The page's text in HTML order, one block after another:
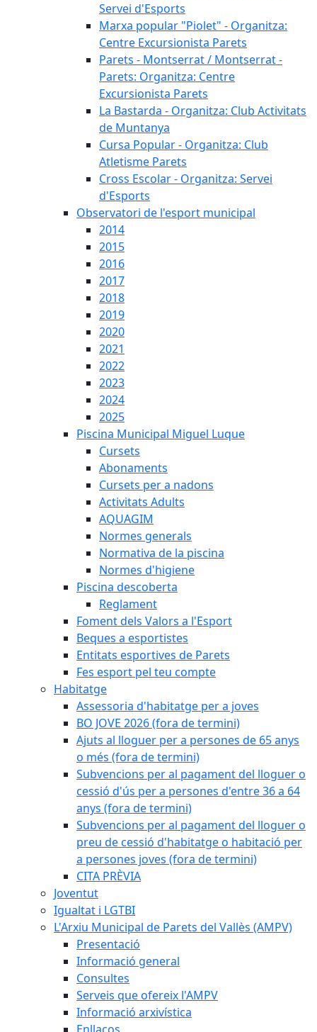
Servei d'Esports
Marxa popular "Piolet" - Organitza:
Centre Excursionista Parets
Parets - Montserrat / Montserrat -
Parets: Organitza: Centre
Excursionista Parets
La Bastarda - Organitza: Club Activitats
de Muntanya
Cursa Popular - Organitza: Club
Atletisme Parets
Cross Escolar - Organitza: Servei
d'Esports
Observatori de l'esport municipal
2014
2015
2016
2017
2018
2019
2020
2021
2022
2023
2024
2025
Piscina Municipal Miguel Luque
Cursets
Abonaments
Cursets per a nadons
Activitats Adults
AQUAGIM
Normes generals
Normativa de la piscina
Normes d'higiene
Piscina descoberta
Reglament
Foment dels Valors a l'Esport
Beques a esportistes
Entitats esportives de Parets
Fes esport pel teu compte
Habitatge
Assessoria d'habitatge per a joves
BO JOVE 2026 (fora de termini)
Ajuts al lloguer per a persones de 65 anys
o més (fora de termini)
Subvencions per al pagament del lloguer o
cessió d'ús per a persones d'entre 36 a 64
anys (fora de termini)
Subvencions per al pagament del lloguer o
preu de cessió d'habitatge o habitació per
a persones joves (fora de termini)
CITA PRÈVIA
Joventut
Igualtat i LGTBI
L'Arxiu Municipal de Parets del Vallès (AMPV)
Presentació
Informació general
Consultes
Serveis que ofereix l'AMPV
Informació arxivística